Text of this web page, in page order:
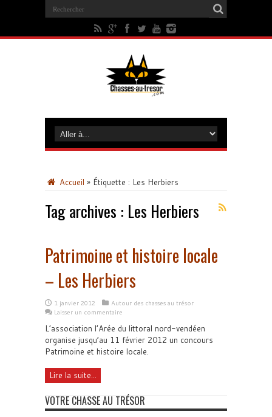
Accueil » Étiquette : Les Herbiers
Tag archives : Les Herbiers
Patrimoine et histoire locale
– Les Herbiers
1 janvier 2012
Autour des chasses au trésor
Laisser un commentaire
L’association l’Arée du littoral nord-vendéen
organise jusqu’au 11 février 2012 un concours
Patrimoine et histoire locale.
Lire la suite...
VOTRE CHASSE AU TRÉSOR